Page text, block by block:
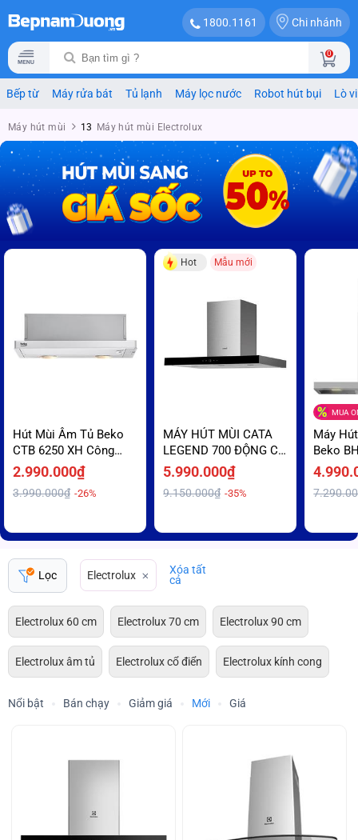
1800.1161 Chi nhánh
0
Bếp từ Máy rửa bát Tủ lạnh Máy lọc nước Robot hút bụi Lò
Máy hút mùi 13 Máy hút mùi Electrolux
Hút Mùi Âm Tủ Beko
CTB 6250 XH Công
Nghệ Hiện Đại Trả Góp
2.990.000₫
3.990.000₫ -26%
Hot Mẫu mới
MÁY HÚT MÙI CATA
LEGEND 700 ĐỘNG CƠ
ÊM - BẾP SẠCH THÊM
5.990.000₫
9.150.000₫ -35%
MUA
Máy
Beko
Thiết
Lọc Electrolux
Xóa tất
cả
Electrolux 60 cm Electrolux 70 cm Electrolux 90 cm
Electrolux âm tủ Electrolux cổ điển Electrolux kính cong
Nổi bật Bán chạy Giảm giá Mới Giá